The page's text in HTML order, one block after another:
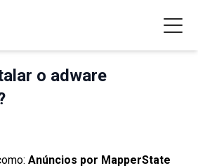
o adware
Anúncios por MapperState